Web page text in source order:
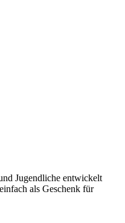
Jugendliche entwickelt
als Geschenk für